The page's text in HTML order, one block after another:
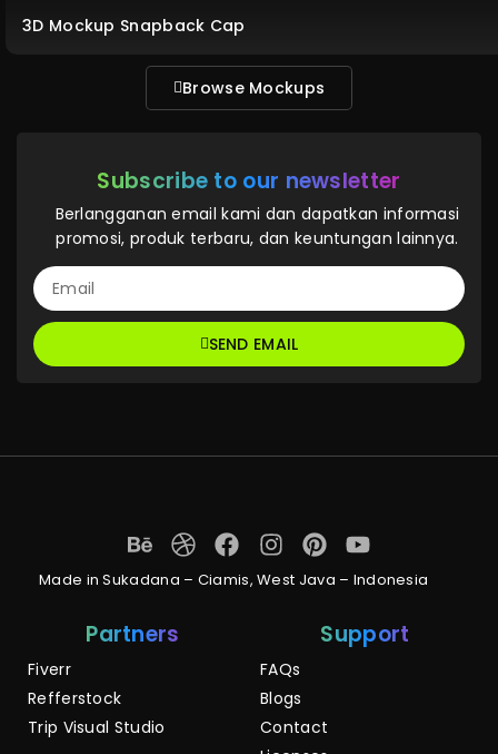
3D Mockup Snapback Cap
Browse Mockups
Subscribe to our newsletter
Berlangganan email kami dan dapatkan informasi
promosi, produk terbaru, dan keuntungan lainnya.
SEND EMAIL
Made in Sukadana – Ciamis, West Java – Indonesia
Partners
Fiverr
Refferstock
Trip Visual Studio
Support
FAQs
Blogs
Contact